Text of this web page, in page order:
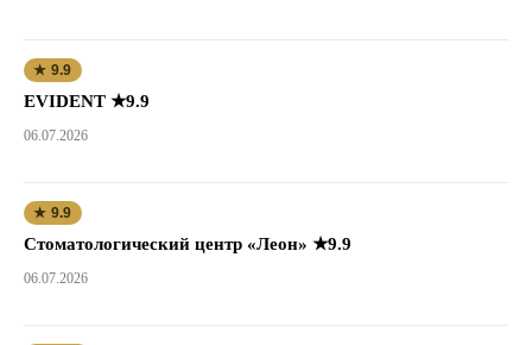
★ 9.9
EVIDENT ★9.9
06.07.2026
★ 9.9
Стоматологический центр «Леон» ★9.9
06.07.2026